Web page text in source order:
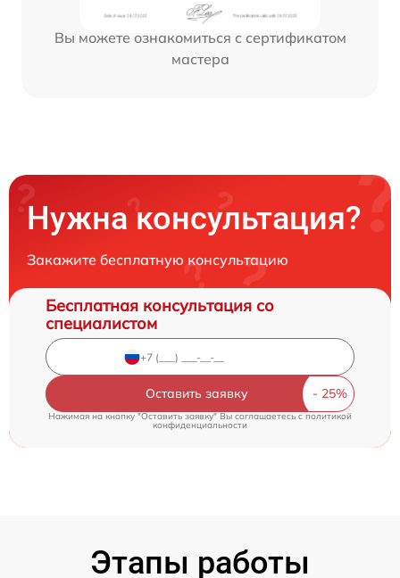
Вы можете ознакомиться с сертификатом
мастера
Нужна консультация?
Закажите бесплатную консультацию
Бесплатная консультация со
специалистом
Оставить заявку
Нажимая на кнопку "Оставить заявку" Вы соглашаетесь cполитикой
конфиденциальности
Этапы работы